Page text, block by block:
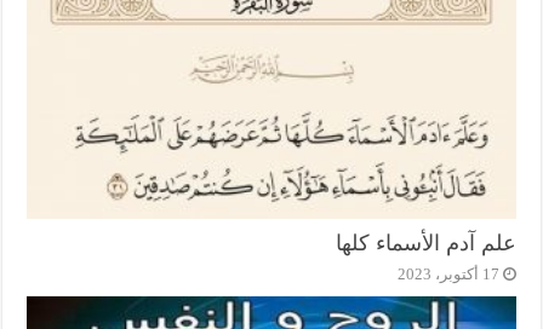
علم آدم الأسماء كلها
17 أكتوبر، 2023